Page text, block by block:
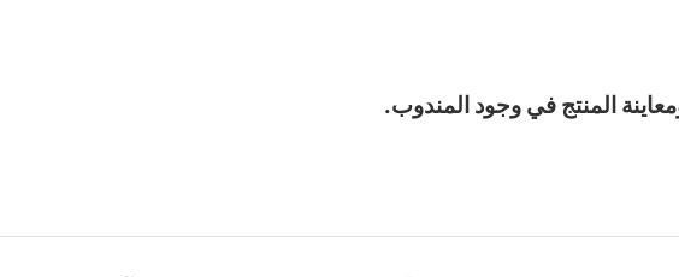
المنتج في وجود المندوب.